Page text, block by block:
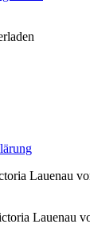
Lauenau
Lauenau